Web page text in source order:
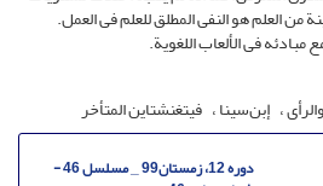
من العلم هو النفی المطلق للعلم فی العمل.
فی الألعاب اللغویة.
إبن‌سینا فیتغنشتاین المتأخر
دوره 12، زمستان99 _ مسلسل 46 -